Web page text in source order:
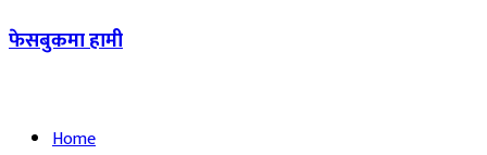
फेसबुकमा हामी
Home